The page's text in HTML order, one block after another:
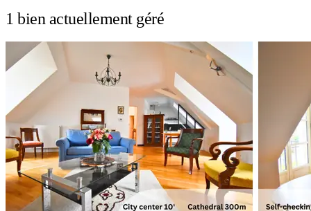
1 bien actuellement géré